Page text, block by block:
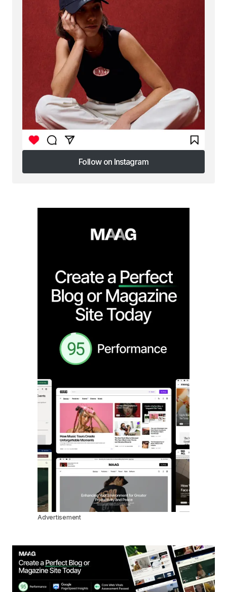
Follow on Instagram
Follow on Instagram
Advertisement